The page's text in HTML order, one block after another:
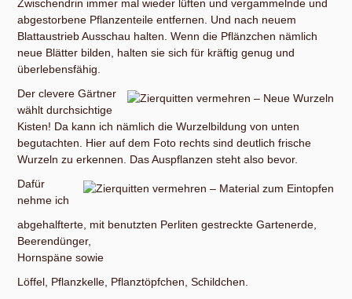
Zwischendrin immer mal wieder lüften und vergammelnde und
abgestorbene Pflanzenteile entfernen. Und nach neuem
Blattaustrieb Ausschau halten. Wenn die Pflänzchen nämlich
neue Blätter bilden, halten sie sich für kräftig genug und
überlebensfähig.
Der clevere Gärtner
wählt durchsichtige
Kisten! Da kann ich nämlich die Wurzelbildung von unten
begutachten. Hier auf dem Foto rechts sind deutlich frische
Wurzeln zu erkennen. Das Auspflanzen steht also bevor.
Dafür
nehme ich
abgehalfterte, mit benutzten Perliten gestreckte Gartenerde,
Beerendünger,
Hornspäne sowie
Löffel, Pflanzkelle, Pflanztöpfchen, Schildchen.